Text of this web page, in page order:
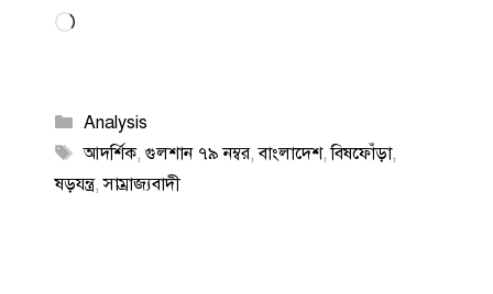
Loading…
Categories
Analysis
Tags
আদর্শিক,গুলশান ৭৯ নম্বর,বাংলাদেশ,বিষফোঁড়া,
ষড়যন্ত্র,সাম্রাজ্যবাদী